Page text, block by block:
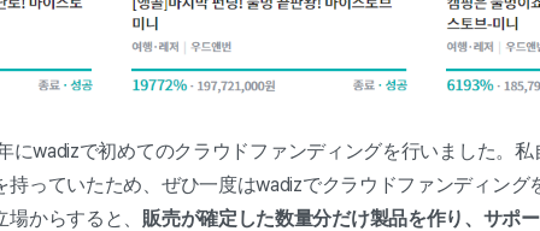
にwadizで初めてのクラウドファンディングを行いました。
持っていたため、ぜひ一度はwadizでクラウドファンディング
からすると、 販売が確定した数量分だけ製品を作り、サポ